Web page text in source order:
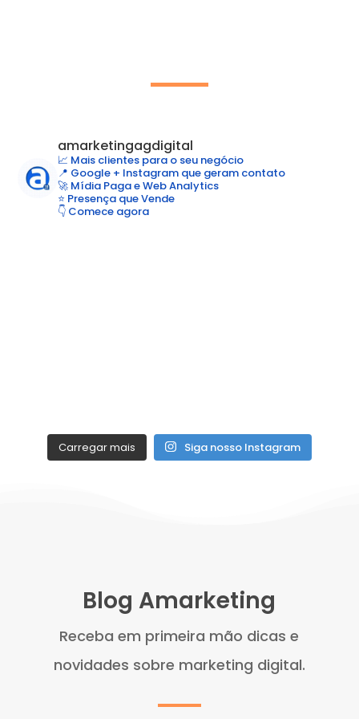
amarketingagdigital
📈 Mais clientes para o seu negócio
📍 Google + Instagram que geram contato
🚀 Mídia Paga e Web Analytics
⭐ Presença que Vende
👇 Comece agora
Carregar mais Siga nosso Instagram
Blog Amarketing
Receba em primeira mão dicas e
novidades sobre marketing digital.